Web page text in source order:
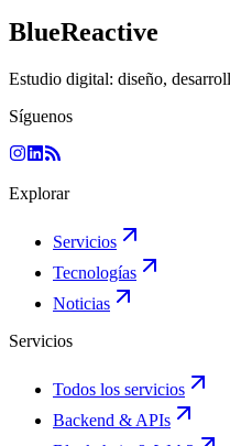
BlueReactive
Estudio digital: diseño,
Síguenos
Explorar
Servicios
Tecnologías
Noticias
Servicios
Todos los servicios
Backend & APIs